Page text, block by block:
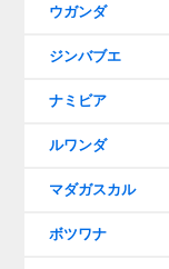
ウガンダ
ジンバブエ
ナミビア
ルワンダ
マダガスカル
ボツワナ